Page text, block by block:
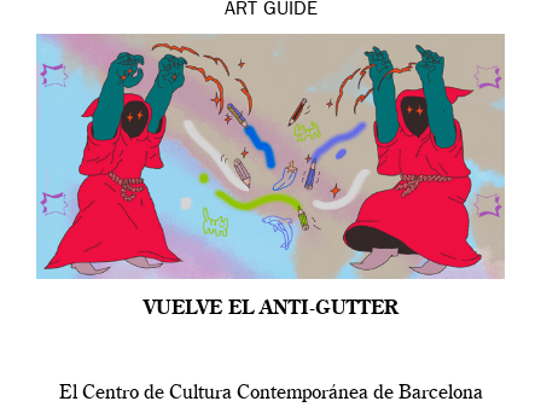
ART GUIDE
VUELVE EL ANTI-GUTTER
El Centro de Cultura Contemporánea de Barcelona